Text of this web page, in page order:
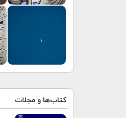
کتاب‌ها و مجلات